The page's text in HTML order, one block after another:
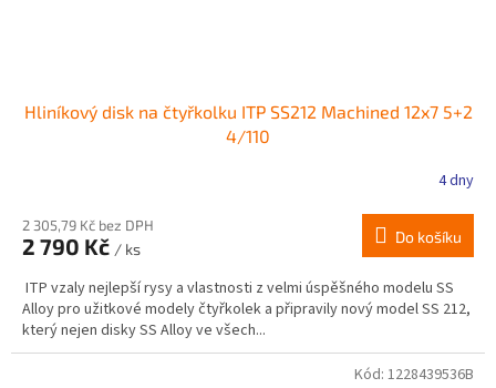
Hliníkový disk na čtyřkolku ITP SS212 Machined 12x7 5+2
4/110
4 dny
2 305,79 Kč bez DPH
2 790 Kč / ks
Do košíku
ITP vzaly nejlepší rysy a vlastnosti z velmi úspěšného modelu SS
Alloy pro užitkové modely čtyřkolek a připravily nový model SS 212,
který nejen disky SS Alloy ve všech...
Kód: 1228439536B